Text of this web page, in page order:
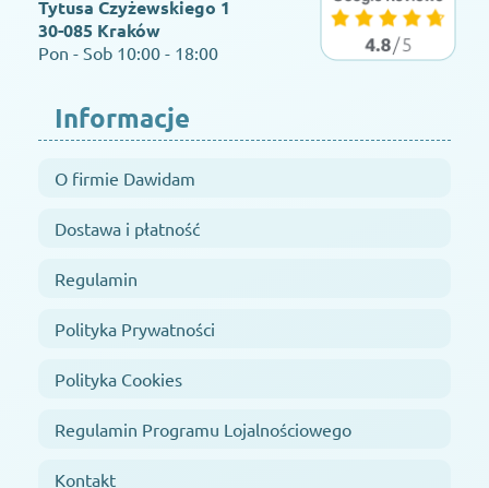
Tytusa Czyżewskiego 1
30-085 Kraków
Pon - Sob 10:00 - 18:00
Informacje
O firmie Dawidam
Dostawa i płatność
Regulamin
Polityka Prywatności
Polityka Cookies
Regulamin Programu Lojalnościowego
Kontakt